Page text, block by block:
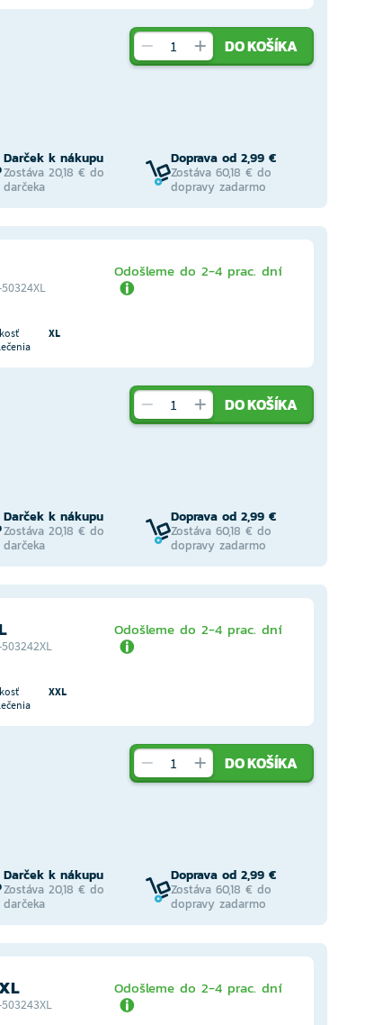
DO KOŠÍKA
Darček k nákupu
Zostáva 20,18 € do
darčeka
Doprava od 2,99 €
Zostáva 60,18 € do
dopravy zadarmo
Odošleme do 2-4 prac. dní
XL
DO KOŠÍKA
Darček k nákupu
Zostáva 20,18 € do
darčeka
Doprava od 2,99 €
Zostáva 60,18 € do
dopravy zadarmo
Odošleme do 2-4 prac. dní
XXL
DO KOŠÍKA
Darček k nákupu
Zostáva 20,18 € do
darčeka
Doprava od 2,99 €
Zostáva 60,18 € do
dopravy zadarmo
Odošleme do 2-4 prac. dní